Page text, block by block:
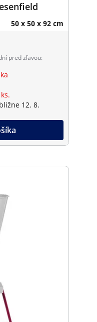
50 x 50 x 92 cm
pred zľavou:
12. 8.